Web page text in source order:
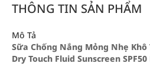
THÔNG TIN SẢN PHẨM
Mô Tả
Sữa Chống Nắng Mỏng Nhẹ
Dry Touch Fluid Sunscreen SPF50